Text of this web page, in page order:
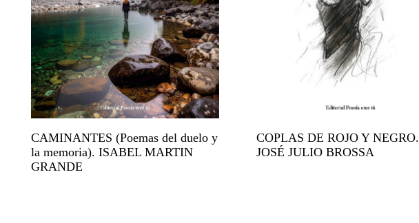
CAMINANTES (Poemas del duelo y
la memoria). ISABEL MARTIN
GRANDE
COPLAS DE ROJO Y NEGRO.
JOSÉ JULIO BROSSA